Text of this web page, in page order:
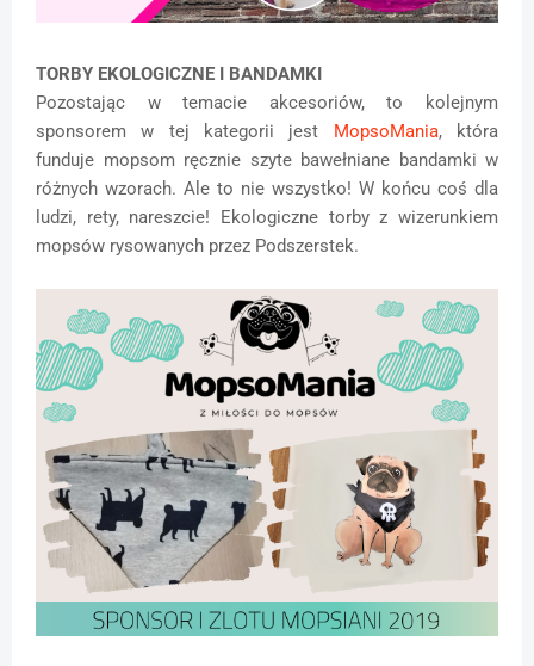
TORBY EKOLOGICZNE I BANDAMKI
Pozostając w temacie akcesoriów, to kolejnym
sponsorem w tej kategorii jest MopsoMania, która
funduje mopsom ręcznie szyte bawełniane bandamki w
różnych wzorach. Ale to nie wszystko! W końcu coś dla
ludzi, rety, nareszcie! Ekologiczne torby z wizerunkiem
mopsów rysowanych przez Podszerstek.